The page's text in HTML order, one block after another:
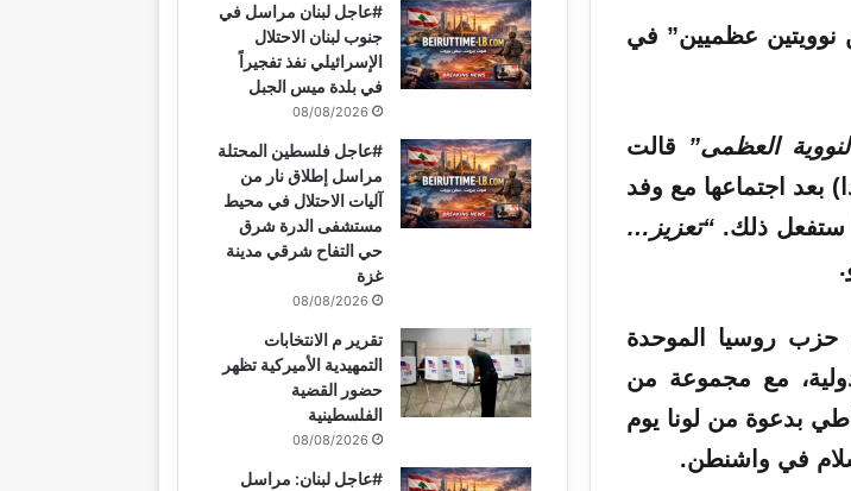
نوويتين عظميين” في
العظمى” قالت
بعد اجتماعها مع وفد
ستفعل ذلك.“تعزيز…
حزب روسيا الموحدة
مع مجموعة من
بدعوة من لونا يوم
في واشنطن.
#عاجل لبنان مراسل في
جنوب لبنان الاحتلال
الإسرائيلي نفذ تفجيراً
في بلدة ميس الجبل
08/08/2026
#عاجل فلسطين المحتلة
مراسل إطلاق نار من
آليات الاحتلال في محيط
مستشفى الدرة شرق
حي التفاح شرقي مدينة
غزة
08/08/2026
تقرير م الانتخابات
التمهيدية الأميركية تظهر
حضور القضية
الفلسطينية
08/08/2026
#عاجل لبنان: مراسل